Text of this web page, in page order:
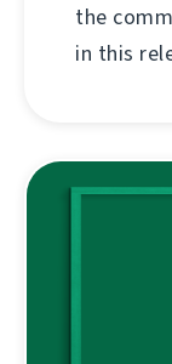
the
in this